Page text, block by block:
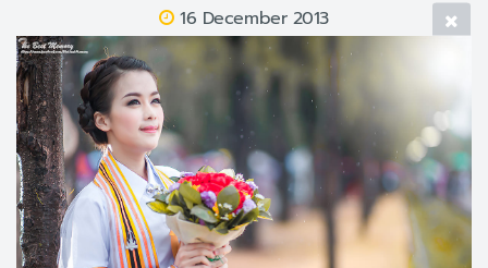
16 December 2013